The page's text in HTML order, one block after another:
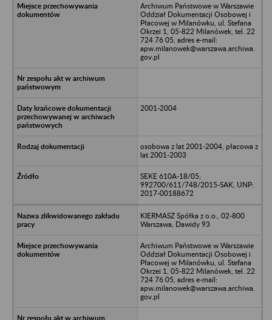
Archiwum Państwowe w Warszawie
Oddział Dokumentacji Osobowej i
Płacowej w Milanówku, ul. Stefana
Okrzei 1, 05-822 Milanówek, tel. 22
724 76 05, adres e-mail:
apw.milanowek@warszawa.archiwa.
gov.pl
2001-2004
osobowa z lat 2001-2004, płacowa z
lat 2001-2003
SEKE 610A-18/05;
992700/611/748/2015-SAK, UNP:
2017-00188672
KIERMASZ Spółka z o.o., 02-800
Warszawa, Dawidy 93
Archiwum Państwowe w Warszawie
Oddział Dokumentacji Osobowej i
Płacowej w Milanówku, ul. Stefana
Okrzei 1, 05-822 Milanówek, tel. 22
724 76 05, adres e-mail:
apw.milanowek@warszawa.archiwa.
gov.pl